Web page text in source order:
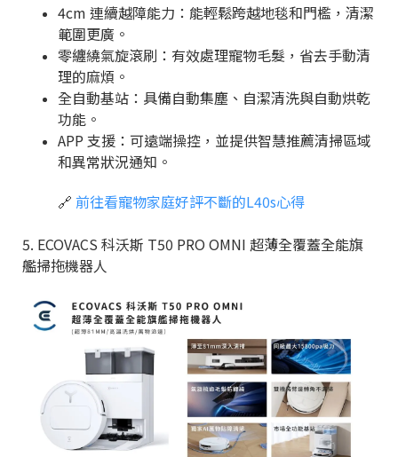
4cm 連續越障能力：能輕鬆跨越地毯和門檻，清潔
範圍更廣。
零纏繞氣旋滾刷：有效處理寵物毛髮，省去手動清
理的麻煩。
全自動基站：具備自動集塵、自潔清洗與自動烘乾
功能。
APP 支援：可遠端操控，並提供智慧推薦清掃區域
和異常狀況通知。
🔗 前往看寵物家庭好評不斷的L40s心得
5. ECOVACS 科沃斯 T50 PRO OMNI 超薄全覆蓋全能旗
艦掃拖機器人